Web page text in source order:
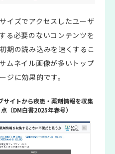
イズでアクセスしたユーザ
る必要のないコンテンツを
期の読み込みを速くするこ
ムネイル画像が多いトップ
ジに効果的です。
サイトから疾患・薬剤情報を収集
（DM白書2025年春号）